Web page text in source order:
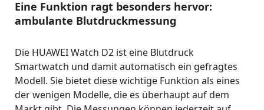
Eine Funktion ragt besonders hervor:
ambulante Blutdruckmessung
Die HUAWEI Watch D2 ist eine Blutdruck
Smartwatch und damit automatisch ein gefragtes
Modell. Sie bietet diese wichtige Funktion als eines
der wenigen Modelle, die es überhaupt auf dem